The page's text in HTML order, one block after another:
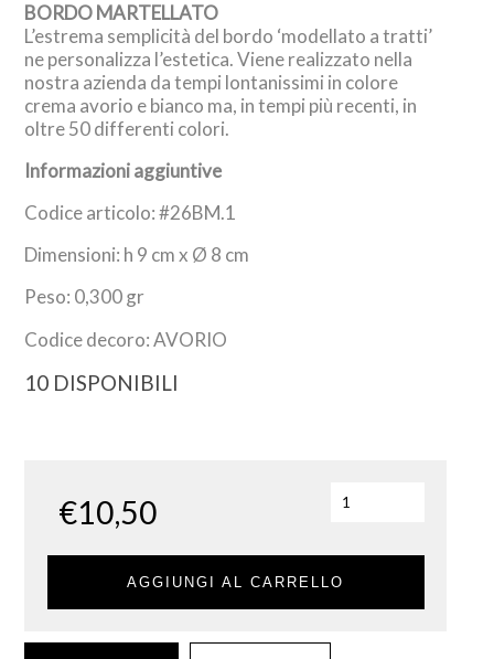
BORDO MARTELLATO
L’estrema semplicità del bordo ‘modellato a tratti’
ne personalizza l’estetica. Viene realizzato nella
nostra azienda da tempi lontanissimi in colore
crema avorio e bianco ma, in tempi più recenti, in
oltre 50 differenti colori.
Informazioni aggiuntive
Codice articolo: #26BM.1
Dimensioni: h 9 cm x Ø 8 cm
Peso: 0,300 gr
Codice decoro: AVORIO
10 DISPONIBILI
€10,50
AGGIUNGI AL CARRELLO